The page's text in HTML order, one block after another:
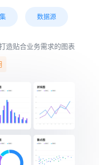
数据源
造贴合业务需求的图表